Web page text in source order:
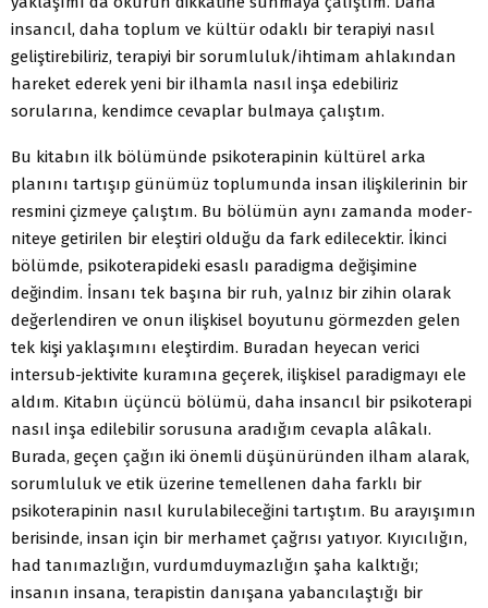
insancıl, daha toplum ve kültür odaklı bir terapiyi nasıl
geliştirebiliriz, terapiyi bir sorumluluk/ihtimam ahlakından
hareket ederek yeni bir ilhamla nasıl inşa edebiliriz
sorularına, kendimce cevaplar bulmaya çalıştım.
Bu kitabın ilk bölümünde psikoterapinin kültürel arka
planını tartışıp günümüz toplumunda insan ilişkilerinin bir
resmini çizmeye çalıştım. Bu bölümün aynı zamanda moder-
niteye getirilen bir eleştiri olduğu da fark edilecektir. İkinci
bölümde, psikoterapideki esaslı paradigma değişimine
değindim. İnsanı tek başına bir ruh, yalnız bir zihin olarak
değerlendiren ve onun ilişkisel boyutunu görmezden gelen
tek kişi yaklaşımını eleştirdim. Buradan heyecan verici
intersub-jektivite kuramına geçerek, ilişkisel paradigmayı ele
aldım. Kitabın üçüncü bölümü, daha insancıl bir psikoterapi
nasıl inşa edilebilir sorusuna aradığım cevapla alâkalı.
Burada, geçen çağın iki önemli düşünüründen ilham alarak,
sorumluluk ve etik üzerine temellenen daha farklı bir
psikoterapinin nasıl kurulabileceğini tartıştım. Bu arayışımın
berisinde, insan için bir merhamet çağrısı yatıyor. Kıyıcılığın,
had tanımazlığın, vurdumduymazlığın şaha kalktığı;
insanın insana, terapistin danışana yabancılaştığı bir